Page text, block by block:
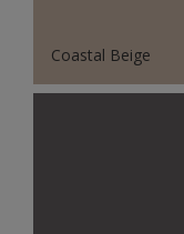
Coastal Beige